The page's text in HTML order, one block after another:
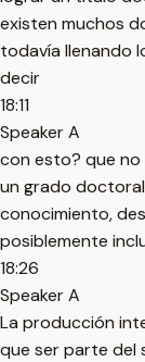
existen muchos
todavía llenando
decir
18:11
Speaker A
con esto? que no
un grado
conocimiento,
posiblemente
18:26
Speaker A
La producción
que ser parte del